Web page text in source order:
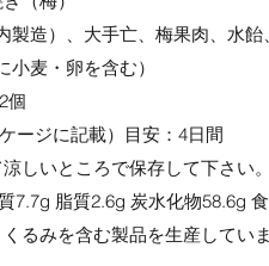
造）、大手亡、梅果肉、水
麦・卵を含む）
個
ージに記載）目安：4日間
しいところで保存して下さい。
7.7g 脂質2.6g 炭水化物58.6g
るみを含む製品を生産していま